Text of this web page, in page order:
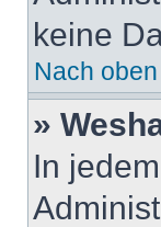
keine
Nach oben
»
In